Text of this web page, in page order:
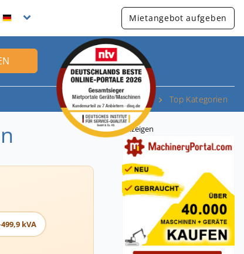
Mietangebot aufgeben
Top Kategorien
kVA
Anzeigen